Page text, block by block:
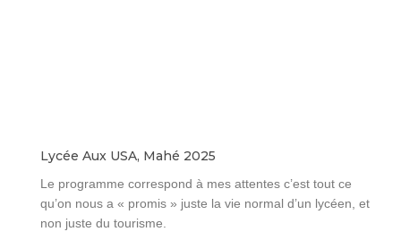
Lycée Aux USA, Mahé 2025
Le programme correspond à mes attentes c’est tout ce
qu’on nous a « promis » juste la vie normal d’un lycéen, et
non juste du tourisme.